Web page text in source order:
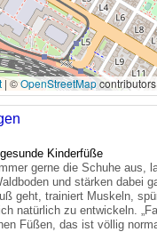
| ©OpenStreetMapcontributors
Kinderfüße
gerne die Schuhe aus,
und stärken dabei
geht, trainiert Muskeln,
natürlich zu entwickeln.
Füßen, das ist völlig